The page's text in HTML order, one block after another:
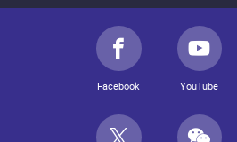
普朗克《哀愁》*
普朗克《失蹤者》*
普朗克C小調第十五即興曲，〈向
牛牛《水》
何占豪及陳鋼《梁山伯與祝英台》
Facebook YouTube